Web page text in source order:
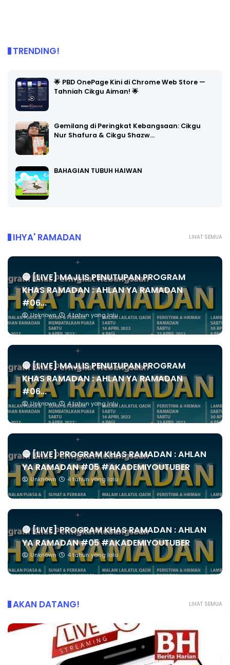
TRENDING!
🌟 PBD OnePage Kini di Chrome Web Store —
Tahniah Cikgu Aiman! 🌟
Gemilang di Peringkat Kebangsaan: Cikgu
Nur Shafura & Cikgu Shazw…
BAHAGIAN TUBUH HAIWAN
LIHAT SEMUA
IHYA' RAMADAN
🔴 [LIVE] MAJLIS PENUTUPAN PROGRAM
KHAS RAMADAN : AHLAN YA RAMADAN
#06...
Unknown 4 tahun yang lalu
🔴 [LIVE] MAJLIS PENUTUPAN PROGRAM
KHAS RAMADAN : AHLAN YA RAMADAN
#06...
Unknown 4 tahun yang lalu
🔴 [LIVE] PROGRAM KHAS RAMADAN : AHLAN
YA RAMADAN #05 #AKADEMIYOUTUBER
Unknown 4 tahun yang lalu
🔴 [LIVE] PROGRAM KHAS RAMADAN : AHLAN
YA RAMADAN #05 #AKADEMIYOUTUBER
Unknown 4 tahun yang lalu
LIHAT SEMUA
AKAN DATANG!